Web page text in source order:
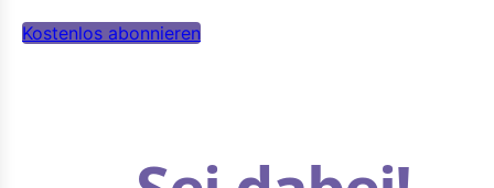
Kostenlos abonnieren